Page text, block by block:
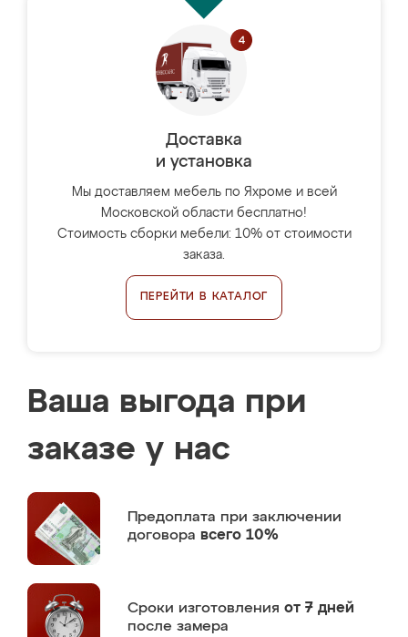
Доставка
и установка
Мы доставляем мебель по Яхроме и всей
Московской области бесплатно!
Стоимость сборки мебели: 10% от стоимости
заказа.
ПЕРЕЙТИ В КАТАЛОГ
Ваша выгода при
заказе у нас
Предоплата при заключении
договора всего 10%
Сроки изготовления от 7 дней
после замера